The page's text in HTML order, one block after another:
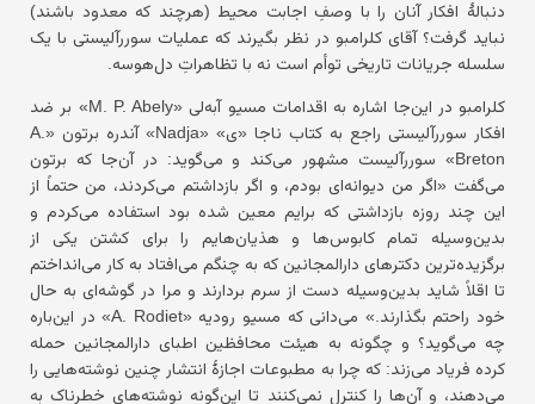
دنبالهٔ افکار آنان را با وصفِ اجابت محیط (هرچند که معدود باشند)
نباید گرفت؟ آقای کلرامبو در نظر بگیرند که عملیات سوررآلیستی با یک
سلسله جریانات تاریخی توأم است نه با تظاهراتِ دل‌هوسه.
کلرامبو در این‌جا اشاره به اقدامات مسیو آبه‌لی «M. P. Abely» بر ضد
افکار سوررآلیستی راجع به کتاب ناجا «ی» «Nadja» آندره برتون «A.
Breton» سوررآلیست مشهور می‌کند و می‌گوید: در آن‌جا که برتون
می‌گفت «اگر من دیوانه‌ای بودم، و اگر بازداشتم می‌کردند، من حتماً از
این چند روزه بازداشتی که برایم معین شده بود استفاده می‌کردم و
بدین‌وسیله تمام کابوس‌ها و هذیان‌هایم را برای کشتن یکی از
برگزیده‌ترین دکترهای دارالمجانین که به چنگم می‌افتاد به کار می‌انداختم
تا اقلاً شاید بدین‌وسیله دست از سرم بردارند و مرا در گوشه‌ای به حال
خود راحتم بگذارند.» می‌دانی که مسیو رودیه «A. Rodiet» در این‌باره
چه می‌گوید؟ و چگونه به هیئت محافظین اطبای دارالمجانین حمله
کرده فریاد می‌زند: که چرا به مطبوعات اجازهٔ انتشار چنین نوشته‌هایی را
می‌دهند، و آن‌ها را کنترل نمی‌کنند تا این‌گونه نوشته‌های خطرناک به